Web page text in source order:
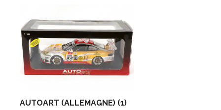
AUTOART (ALLEMAGNE) (1)